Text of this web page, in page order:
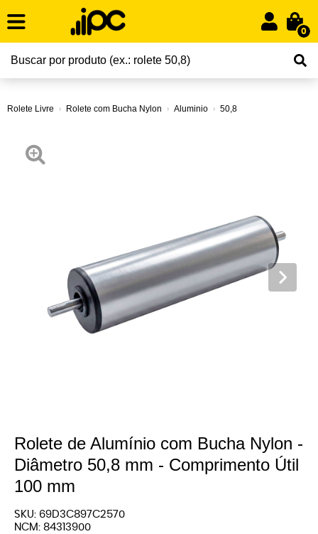
0
Rolete Livre Rolete com Bucha Nylon Aluminio 50,8
Rolete de Alumínio com Bucha Nylon -
Diâmetro 50,8 mm - Comprimento Útil
100 mm
SKU: 69D3C897C2570
NCM: 84313900